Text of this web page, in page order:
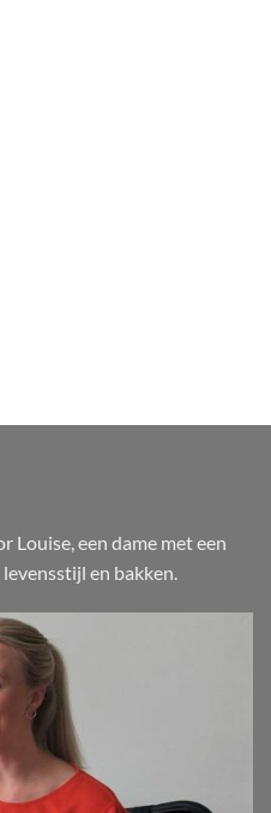
Louise, een dame met een
en bakken.